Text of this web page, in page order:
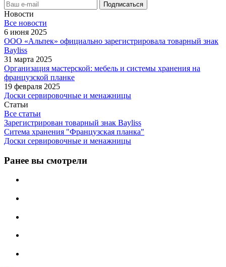
Новости
Все новости
6 июня 2025
ООО «Альпек» официально зарегистрировала товарный знак
Bayliss
31 марта 2025
Организация мастерской: мебель и системы хранения на
французской планке
19 февраля 2025
Доски сервировочные и менажницы
Статьи
Все статьи
Зарегистрирован товарный знак Bayliss
Ситема хранения "Французская планка"
Доски сервировочные и менажницы
Ранее вы смотрели